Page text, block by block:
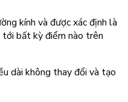
kính và được xác định là
tới bất kỳ điểm nào trên
dài không thay đổi và tạo